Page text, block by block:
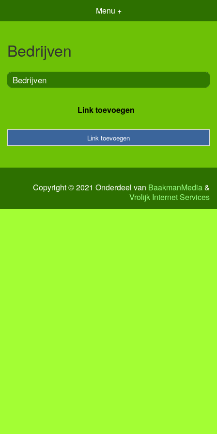
Menu +
Bedrijven
Bedrijven
Link toevoegen
Link toevoegen
Copyright © 2021 Onderdeel van BaakmanMedia&
Vrolijk Internet Services